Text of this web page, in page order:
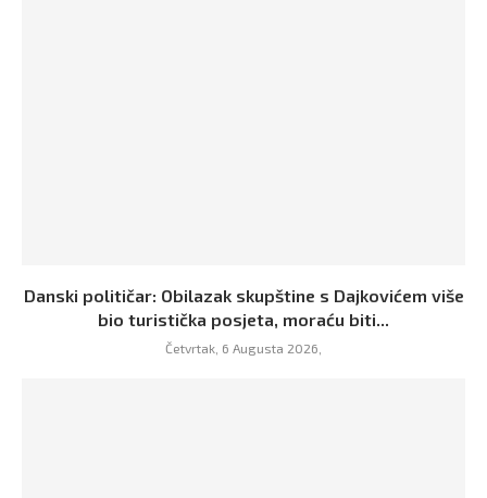
Danski političar: Obilazak skupštine s Dajkovićem više
bio turistička posjeta, moraću biti...
Četvrtak, 6 Augusta 2026,